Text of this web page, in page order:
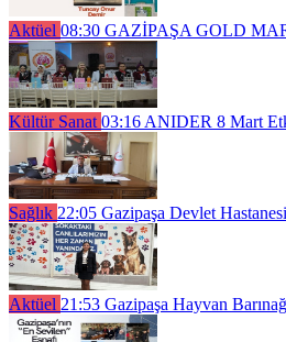
Aktüel 08:30 GAZİPAŞA GOLD
Kültür Sanat 03:16 ANIDER 8 Mart
Sağlık 22:05 Gazipaşa Devlet
Aktüel 21:53 Gazipaşa Hayvan